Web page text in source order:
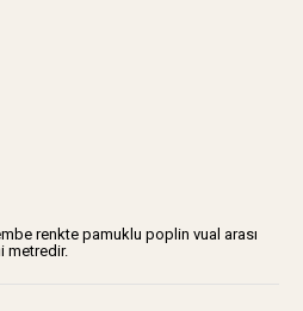
renkte pamuklu poplin vual arası
metredir.